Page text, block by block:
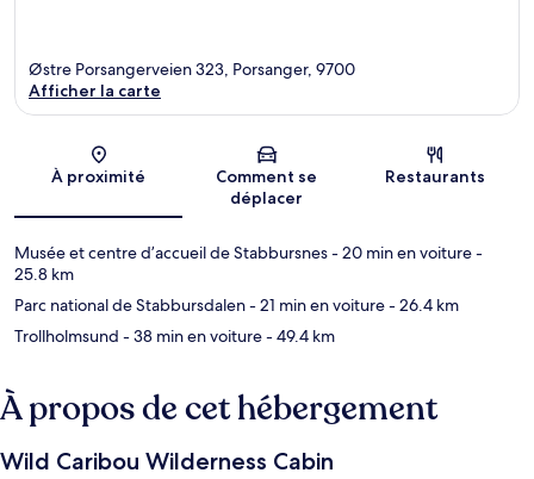
Carte
Østre Porsangerveien 323, Porsanger, 9700
Afficher la carte
À proximité
Comment se
déplacer
Restaurants
Musée et centre d’accueil de Stabbursnes- 20 min en voiture-
25.8 km
Parc national de Stabbursdalen- 21 min en voiture- 26.4 km
Trollholmsund - 38 min en voiture- 49.4 km
À propos de cet hébergement
Wild Caribou Wilderness Cabin